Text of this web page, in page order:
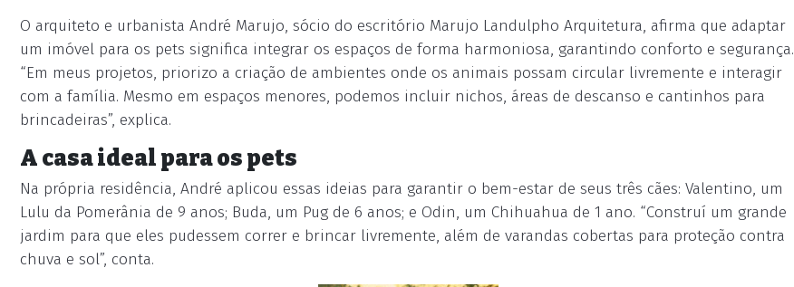
O arquiteto e urbanista André Marujo, sócio do escritório Marujo Landulpho Arquitetura, afirma que adaptar
um imóvel para os pets significa integrar os espaços de forma harmoniosa, garantindo conforto e segurança.
“Em meus projetos, priorizo a criação de ambientes onde os animais possam circular livremente e interagir
com a família. Mesmo em espaços menores, podemos incluir nichos, áreas de descanso e cantinhos para
brincadeiras”, explica.
A casa ideal para os pets
Na própria residência, André aplicou essas ideias para garantir o bem-estar de seus três cães: Valentino, um
Lulu da Pomerânia de 9 anos; Buda, um Pug de 6 anos; e Odin, um Chihuahua de 1 ano. “Construí um grande
jardim para que eles pudessem correr e brincar livremente, além de varandas cobertas para proteção contra
chuva e sol”, conta.